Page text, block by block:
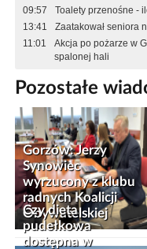
09:57
Toalety przenośne -
13:41
Zaatakował seniora
11:01
Akcja po pożarze w
spalonej hali
Pozostałe
Gorzów: Jerzy
Synowiec
wyrzucony z klubu
radnych Koalicji
Obywatelskiej
Czy dieta
pudełkowa
dostępna w